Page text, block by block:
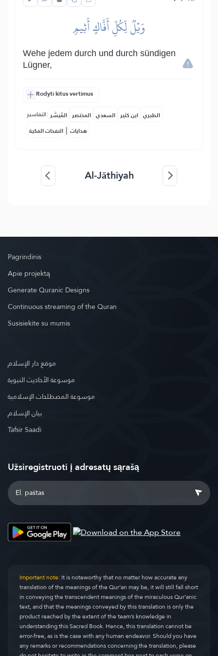
وَيۡلٞ لِّكُلِّ أَفَّاكٍ أَثِيمٖ
Wehe jedem durch und durch sündigen
Lügner,
Rodyti kitus vertimus
التفاسير: المُيسَّر المختصر السعدي ابن كثير الطبري
النفحات المكية | هدايات
Al-Jāthiyah
Pagrindinis
Apie projektą
Generate Quranic Designs
Continuous streaming of the Quran
Susisiekite su mumis
موقع دار الإسلام
موسوعة الأحاديث النبوية
موسوعة المصطلحات الإسلامية
بيان الإسلام
Tafsir Saadi
Užsiregistruoti į adresatų sąrašą
Important note:It is noteworthy that no matter how accurate any
translation of the meanings of the Qur’an may be, it will still fall short
in conveying the transcendent meanings of the miraculous Qur’anic
text, and that the meanings conveyed by this translation is only the
product reached by the extent of the team’s knowledge in
understanding this Sacred Book. Hence, this translation cannot be
error-free, as is the case with any human endeavor. Should you have
any remarks or recommendations concerning the translation, please